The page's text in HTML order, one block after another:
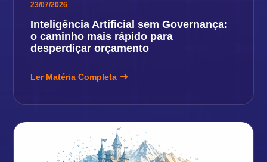
23/07/2026
Inteligência Artificial sem Governança:
o caminho mais rápido para
desperdiçar orçamento
Ler Matéria Completa